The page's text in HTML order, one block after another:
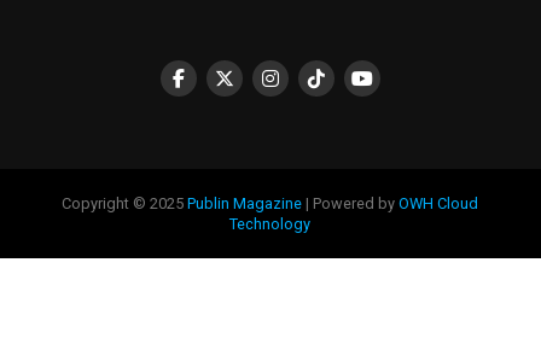
Copyright © 2025Publin Magazine | Powered byOWH Cloud
Technology